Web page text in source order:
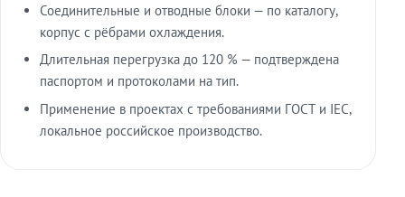
Соединительные и отводные блоки — по каталогу,
корпус с рёбрами охлаждения.
Длительная перегрузка до 120 % — подтверждена
паспортом и протоколами на тип.
Применение в проектах с требованиями ГОСТ и IEC,
локальное российское производство.